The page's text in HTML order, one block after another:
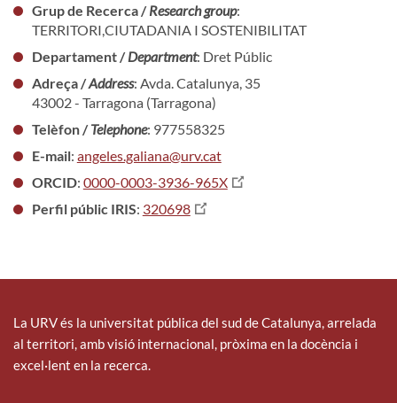
Grup de Recerca /Research group:
TERRITORI,CIUTADANIA I SOSTENIBILITAT
Departament /Department: Dret Públic
Adreça /Address: Avda. Catalunya, 35
43002 - Tarragona (Tarragona)
Telèfon /Telephone: 977558325
E-mail: angeles.galiana@urv.cat
ORCID: 0000-0003-3936-965X
Perfil públic IRIS: 320698
La URV és la universitat pública del sud de Catalunya, arrelada
al territori, amb visió internacional, pròxima en la docència i
excel·lent en la recerca.